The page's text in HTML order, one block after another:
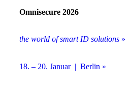
Omnisecure 2026
the world of smart ID solutions »
18. – 20. Januar | Berlin »